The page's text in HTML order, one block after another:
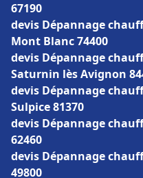
67190
devis Dépannage
Mont Blanc 74400
devis Dépannage
Saturnin lès Avignon
devis Dépannage
Sulpice 81370
devis Dépannage
62460
devis Dépannage
49800